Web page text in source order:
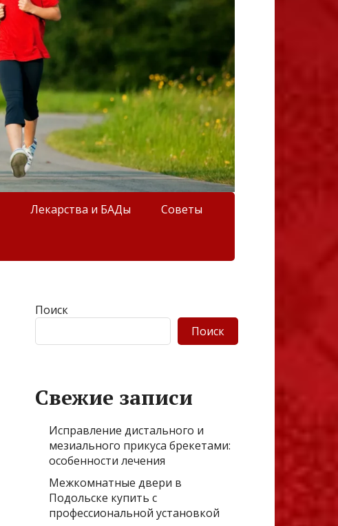
Лекарства и БАДы Советы
Поиск
Поиск
Свежие записи
Исправление дистального и
мезиального прикуса брекетами:
особенности лечения
Межкомнатные двери в
Подольске купить с
профессиональной установкой